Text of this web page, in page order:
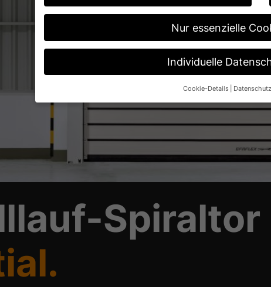
Spiraltor
Nur essenzielle
Individuelle
Cookie-Details
Wenn Sie unter 16 Jahre alt sind und Ihre Zustimmung zu
Erziehungsberechtigten um Erlaubnis bitten.
Wir verwenden Cookies und andere Technologien auf
andere uns helfen, diese Website und Ihre Erfahrung zu
Hier finden Sie eine Übersicht über alle verwendeten
geben oder sich weitere Informationen anzeigen lassen
Alle akzeptieren Speichern Nur
Essenziell (1)